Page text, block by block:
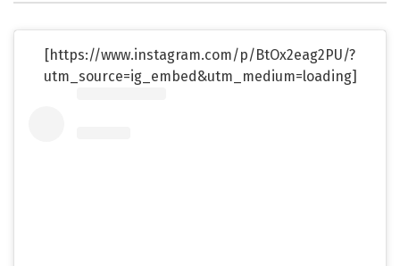
[https://www.instagram.com/p/BtOx2eag2PU/?
utm_source=ig_embed&utm_medium=loading]